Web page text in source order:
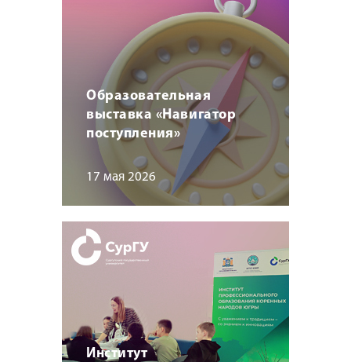
Образовательная
выставка «Навигатор
поступления»
17 мая 2026
Институт